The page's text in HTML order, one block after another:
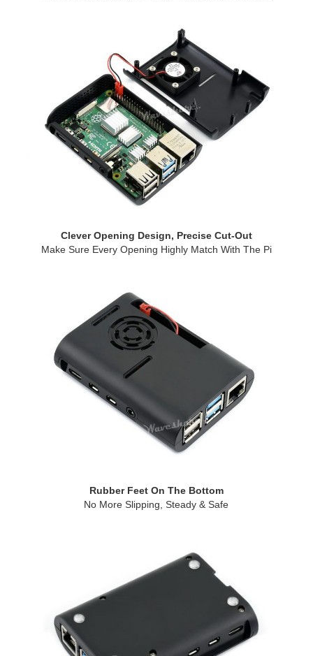
Clever Opening Design, Precise Cut-Out
Make Sure Every Opening Highly Match With The Pi
Rubber Feet On The Bottom
No More Slipping, Steady & Safe